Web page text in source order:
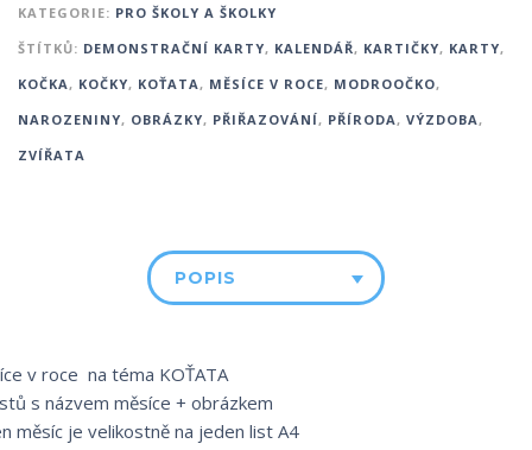
KATEGORIE: PRO ŠKOLY A ŠKOLKY
ŠTÍTKŮ: DEMONSTRAČNÍ KARTY, KALENDÁŘ, KARTIČKY, KARTY,
KOČKA , KOČKY, KOŤATA , MĚSÍCE V ROCE, MODROOČKO,
NAROZENINY, OBRÁZKY, PŘIŘAZOVÁNÍ, PŘÍRODA , VÝZDOBA ,
ZVÍŘATA
POPIS
v roce na téma KOŤATA
s názvem měsíce + obrázkem
měsíc je velikostně na jeden list A4